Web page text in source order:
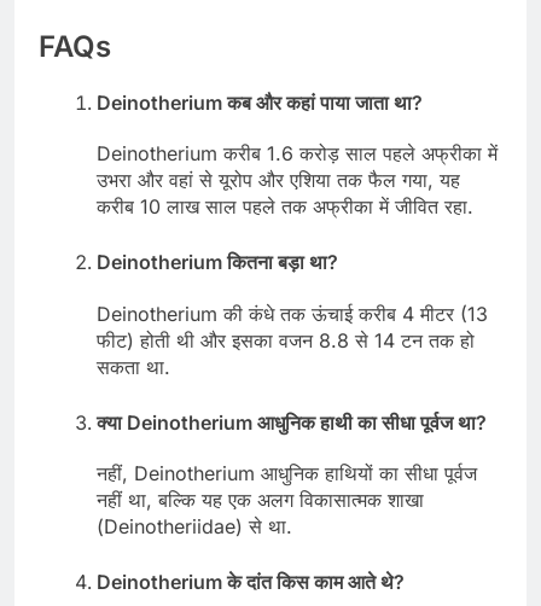
FAQs
Deinotherium कब और कहां पाया जाता था?
Deinotherium करीब 1.6 करोड़ साल पहले अफ्रीका में
उभरा और वहां से यूरोप और एशिया तक फैल गया, यह
करीब 10 लाख साल पहले तक अफ्रीका में जीवित रहा.
Deinotherium कितना बड़ा था?
Deinotherium की कंधे तक ऊंचाई करीब 4 मीटर (13
फीट) होती थी और इसका वजन 8.8 से 14 टन तक हो
सकता था.
क्या Deinotherium आधुनिक हाथी का सीधा पूर्वज था?
नहीं, Deinotherium आधुनिक हाथियों का सीधा पूर्वज
नहीं था, बल्कि यह एक अलग विकासात्मक शाखा
(Deinotheriidae) से था.
Deinotherium के दांत किस काम आते थे?